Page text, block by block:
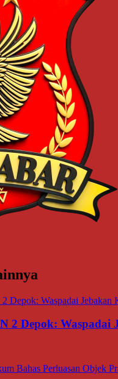
2 Depok: